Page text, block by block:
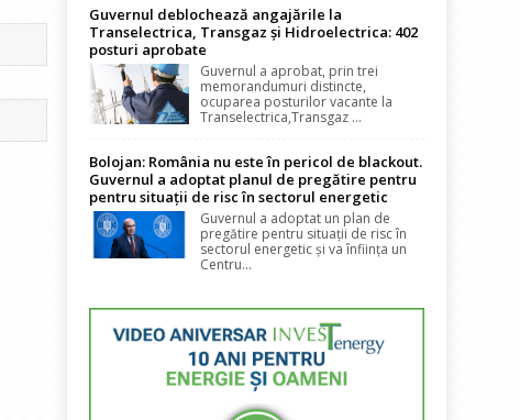
Guvernul deblochează angajările la
Transelectrica, Transgaz și Hidroelectrica: 402
posturi aprobate
Guvernul a aprobat, prin trei
memorandumuri distincte,
ocuparea posturilor vacante la
Transelectrica,Transgaz ...
Bolojan: România nu este în pericol de blackout.
Guvernul a adoptat planul de pregătire pentru
pentru situații de risc în sectorul energetic
Guvernul a adoptat un plan de
pregătire pentru situații de risc în
sectorul energetic și va înființa un
Centru...